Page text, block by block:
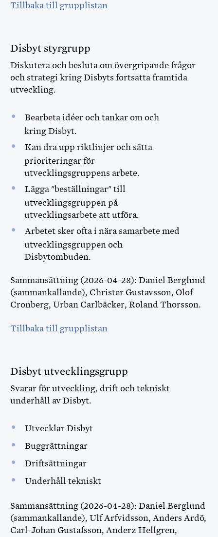
Tillbaka till grupplistan
Disbyt styrgrupp
Diskutera och besluta om övergripande frågor
och strategi kring Disbyts fortsatta framtida
utveckling.
Bearbeta idéer och tankar om och
kring Disbyt.
Kan dra upp riktlinjer och sätta
prioriteringar för
utvecklingsgruppens arbete.
Lägga "beställningar" till
utvecklingsgruppen på
utvecklingsarbete att utföra.
Arbetet sker ofta i nära samarbete med
utvecklingsgruppen och
Disbytombuden.
Sammansättning (2026-04-28): Daniel Berglund
(sammankallande), Christer Gustavsson, Olof
Cronberg, Urban Carlbäcker, Roland Thorsson.
Tillbaka till grupplistan
Disbyt utvecklingsgrupp
Svarar för utveckling, drift och tekniskt
underhåll av Disbyt.
Utvecklar Disbyt
Buggrättningar
Driftsättningar
Underhåll tekniskt
Sammansättning (2026-04-28): Daniel Berglund
(sammankallande), Ulf Arfvidsson, Anders Ardö,
Carl-Johan Gustafsson, Anderz Hellgren,